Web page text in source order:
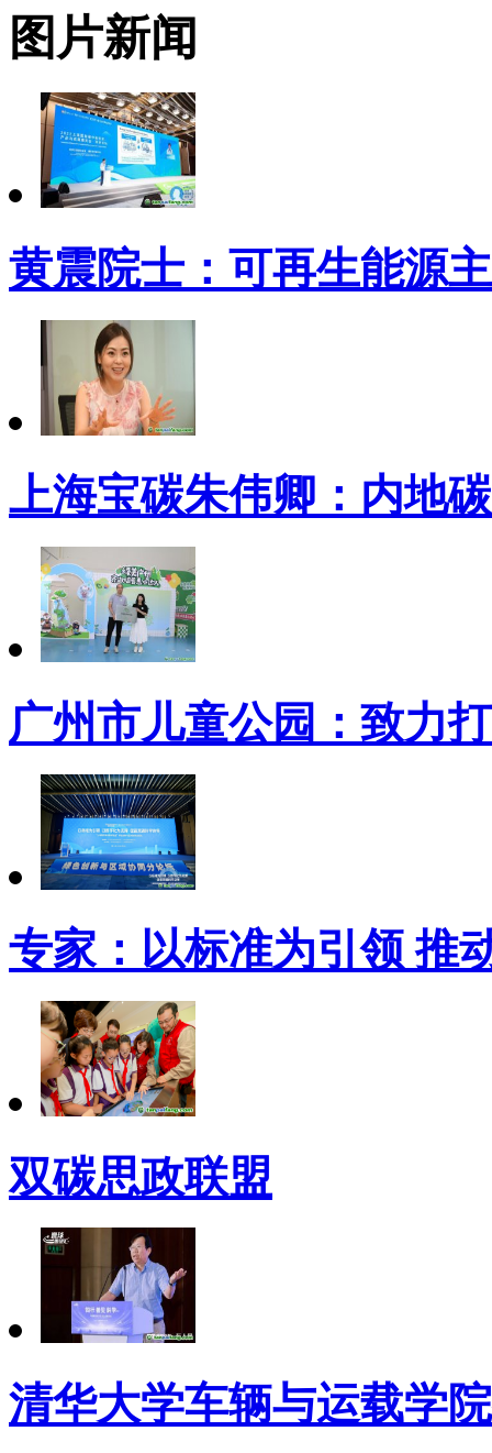
图片新闻
黄震院士：可再生能源
上海宝碳朱伟卿：内地
广州市儿童公园：致力
专家：以标准为引领 推
双碳思政联盟
清华大学车辆与运载学